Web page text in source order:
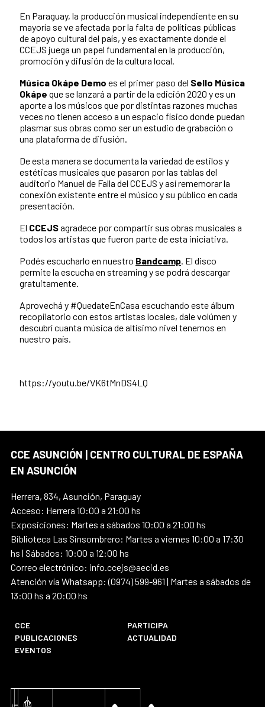
En Paraguay, la producción musical independiente en su
mayoría se ve afectada por la falta de políticas públicas
de apoyo cultural del país, y es exactamente donde el
CCEJS juega un papel fundamental en la producción,
promoción y difusión de la cultura local.
Música Okápe Demo es el primer paso del Sello Música
Okápe que se lanzará a partir de la edición 2020 y es un
aporte a los músicos que por distintas razones muchas
veces no tienen acceso a un espacio físico donde puedan
plasmar sus obras como ser un estudio de grabación o
una plataforma de difusión.
De esta manera se documenta la variedad de estilos y
estéticas musicales que pasaron por las tablas del
auditorio Manuel de Falla del CCEJS y así rememorar la
conexión existente entre el músico y su público en cada
presentación.
El CCEJSagradece por compartir sus obras musicales a
todos los artistas que fueron parte de esta iniciativa.
Podés escucharlo en nuestro Bandcamp. El disco
permite la escucha en streaming y se podrá descargar
gratuitamente.
Aprovechá y #QuedateEnCasa escuchando este álbum
recopilatorio con estos artistas locales, dale volúmen y
descubrí cuanta música de altísimo nivel tenemos en
nuestro país.
https://youtu.be/VK6tMnDS4LQ
CCE ASUNCIÓN | CENTRO CULTURAL DE ESPAÑA
EN ASUNCIÓN
Herrera, 834, Asunción, Paraguay
Acceso: Herrera 10:00 a 21:00 hs
Exposiciones: Martes a sábados 10:00 a 21:00 hs
Biblioteca Las Sinsombrero: Martes a viernes 10:00 a 17:30
hs | Sábados: 10:00 a 12:00 hs
Correo electrónico: info.ccejs@aecid.es
Atención vía Whatsapp: (0974) 599-961 | Martes a sábados de
13:00 hs a 20:00 hs
CCE
PARTICIPA
PUBLICACIONES
ACTUALIDAD
EVENTOS